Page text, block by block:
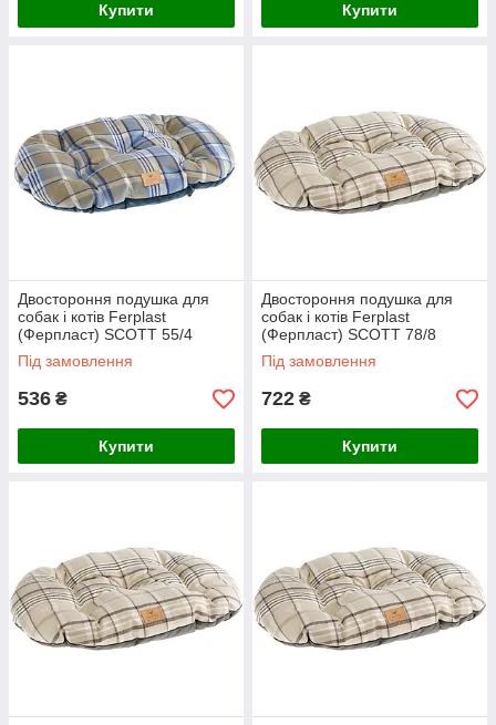
Купити Купити
Двостороння подушка для
собак і котів Ferplast
(Ферпласт) SCOTT 55/4
зелена, 55*36 см
Під замовлення
536 ₴
Купити
Двостороння подушка для
собак і котів Ferplast
(Ферпласт) SCOTT 78/8
бежева, 78*50 см
Під замовлення
722 ₴
Купити